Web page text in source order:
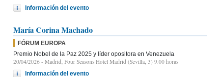
Información del evento
María Corina Machado
FÓRUM EUROPA
Premio Nobel de la Paz 2025 y líder opositora en Venezuela
20/04/2026 - Madrid, Four Seasons Hotel Madrid (Sevilla, 3) 9.00 horas
Información del evento